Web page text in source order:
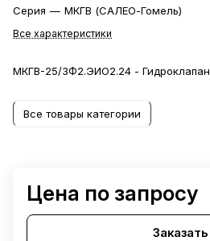
Серия — МКГВ (САЛЕО-Гомель)
Все характеристики
МКГВ-25/3Ф2.ЭИО2.24 - Гидроклапан
Все товары категории
Цена по запросу
Заказать